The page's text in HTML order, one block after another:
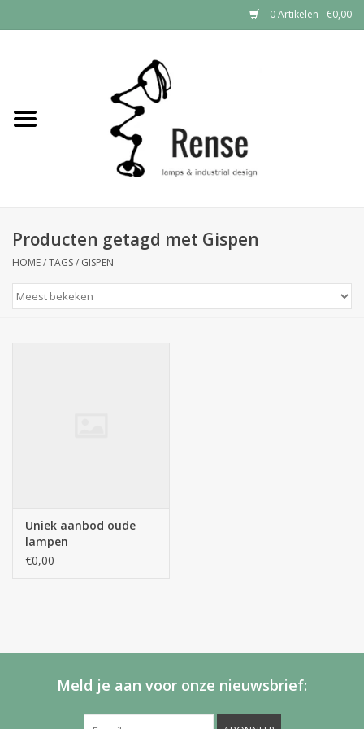
0 Artikelen - €0,00
Industrial lamps
Producten getagd met Gispen
HOME/TAGS/ GISPEN
Uniek aanbod oude
lampen
€0,00
Meld je aan voor onze nieuwsbrief: